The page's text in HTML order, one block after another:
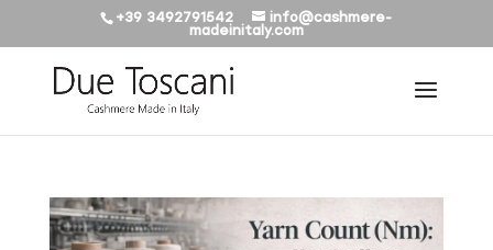
+39 3492791542
info@cashmere-
madeinitaly.com